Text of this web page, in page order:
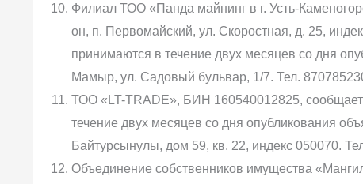
Филиал ТОО «Панда майнинг в г. Усть-
он, п. Первомайский, ул. Скоростная, д. 25,
принимаются в течение двух месяцев со дня
Мамыр, ул. Садовый бульвар, 1/7. Тел.
ТОО «LT-TRADE», БИН 160540012825,
течение двух месяцев со дня опубликования
Байтурсынулы, дом 59, кв. 22, индекс 050070.
Объединение собственников имущества